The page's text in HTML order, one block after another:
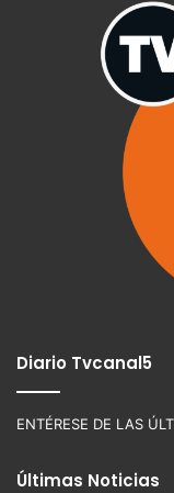
Diario Tvcanal5
ENTÉRESE DE LAS
Últimas Noticias